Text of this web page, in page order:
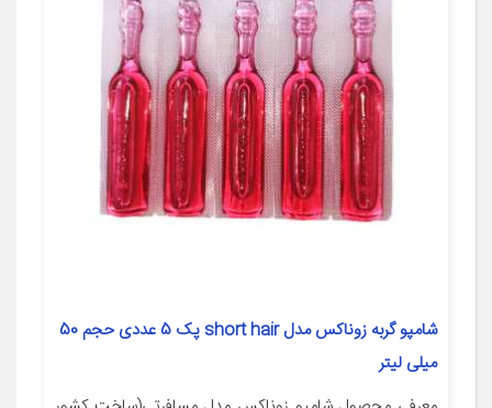
شامپو گربه زوناکس مدل short hair پک 5 عددی حجم 50
میلی لیتر